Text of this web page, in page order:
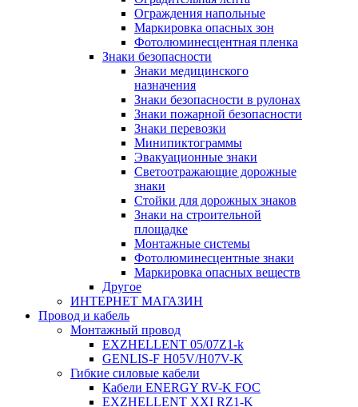
Ограждения напольные
Маркировка опасных зон
Фотолюминесцентная пленка
Знаки безопасности
Знаки медицинского
назначения
Знаки безопасности в рулонах
Знаки пожарной безопасности
Знаки перевозки
Минипиктограммы
Эвакуационные знаки
Светоотражающие дорожные
знаки
Стойки для дорожных знаков
Знаки на строительной
площадке
Монтажные системы
Фотолюминесцентные знаки
Маркировка опасных веществ
Другое
ИНТЕРНЕТ МАГАЗИН
Провод и кабель
Монтажный провод
EXZHELLENT 05/07Z1-k
GENLIS-F Н05V/H07V-K
Гибкие силовые кабели
Кабели ENERGY RV-K FOC
EXZHELLENT XXI RZ1-K